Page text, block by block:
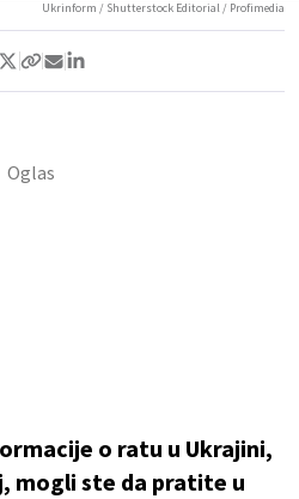
Ukrinform / Shutterstock Editorial / Profimedia
o ratu u Ukrajini,
mogli ste da pratite u